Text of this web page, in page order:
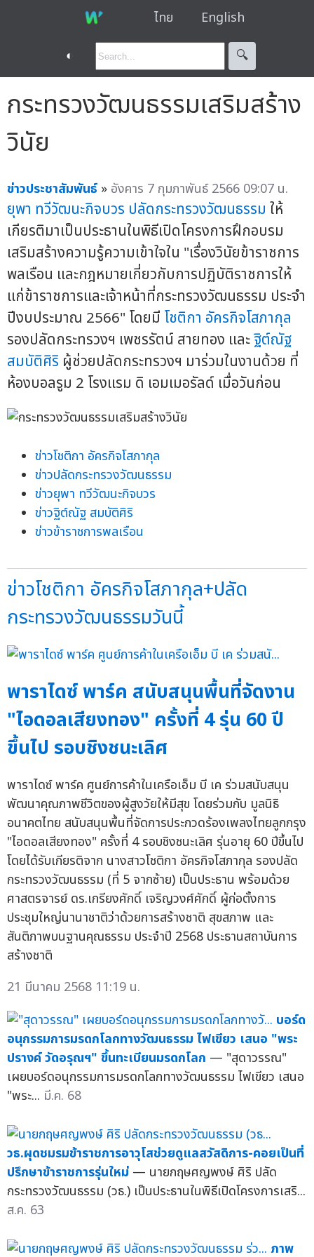
ไทย English
◐ 🔍︎
กระทรวงวัฒนธรรมเสริมสร้าง
วินัย
ข่าวประชาสัมพันธ์ » อังคาร 7 กุมภาพันธ์ 2566 09:07 น.
ยุพา ทวีวัฒนะกิจบวร ปลัดกระทรวงวัฒนธรรม ให้
เกียรติมาเป็นประธานในพิธีเปิดโครงการฝึกอบรม
เสริมสร้างความรู้ความเข้าใจใน "เรื่องวินัยข้าราชการ
พลเรือน และกฎหมายเกี่ยวกับการปฏิบัติราชการให้
แก่ข้าราชการและเจ้าหน้าที่กระทรวงวัฒนธรรม ประจำ
ปีงบประมาณ 2566" โดยมี โชติกา อัครกิจโสภากุล
รองปลัดกระทรวงฯ เพชรรัตน์ สายทอง และฐิต์ณัฐ
สมบัติศิริ ผู้ช่วยปลัดกระทรวงฯ มาร่วมในงานด้วย ที่
ห้องบอลรูม 2 โรงแรม ดิ เอมเมอรัลด์ เมื่อวันก่อน
ข่าวโชติกา อัครกิจโสภากุล
ข่าวปลัดกระทรวงวัฒนธรรม
ข่าวยุพา ทวีวัฒนะกิจบวร
ข่าวฐิต์ณัฐ สมบัติศิริ
ข่าวข้าราชการพลเรือน
ข่าวโชติกา อัครกิจโสภากุล+ปลัด
กระทรวงวัฒนธรรมวันนี้
พาราไดซ์ พาร์ค สนับสนุนพื้นที่จัดงาน
"ไอดอลเสียงทอง" ครั้งที่ 4 รุ่น 60 ปี
ขึ้นไป รอบชิงชนะเลิศ
พาราไดซ์ พาร์ค ศูนย์การค้าในเครือเอ็ม บี เค ร่วมสนับสนุน
พัฒนาคุณภาพชีวิตของผู้สูงวัยให้มีสุข โดยร่วมกับ มูลนิธิ
อนาคตไทย สนับสนุนพื้นที่จัดการประกวดร้องเพลงไทยลูกกรุง
"ไอดอลเสียงทอง" ครั้งที่ 4 รอบชิงชนะเลิศ รุ่นอายุ 60 ปีขึ้นไป
โดยได้รับเกียรติจาก นางสาวโชติกา อัครกิจโสภากุล รองปลัด
กระทรวงวัฒนธรรม (ที่ 5 จากซ้าย) เป็นประธาน พร้อมด้วย
ศาสตรจารย์ ดร.เกรียงศักดิ์ เจริญวงศ์ศักดิ์ ผู้ก่อตั้งการ
ประชุมใหญ่นานาชาติว่าด้วยการสร้างชาติ สุขสภาพ และ
สันติภาพบนฐานคุณธรรม ประจำปี 2568 ประธานสถาบันการ
สร้างชาติ
21 มีนาคม 2568 11:19 น.
บอร์ด
อนุกรรมการมรดกโลกทางวัฒนธรรม ไฟเขียว เสนอ "พระ
ปรางค์ วัดอรุณฯ" ขึ้นทะเบียนมรดกโลก — "สุดาวรรณ"
เผยบอร์ดอนุกรรมการมรดกโลกทางวัฒนธรรม ไฟเขียว เสนอ
"พระ... มี.ค. 68
วธ.ผุดชมรมข้าราชการอาวุโสช่วยดูแลสวัสดิการ-คอยเป็นที่
ปรึกษาข้าราชการรุ่นใหม่ — นายกฤษศญพงษ์ ศิริ ปลัด
กระทรวงวัฒนธรรม (วธ.) เป็นประธานในพิธีเปิดโครงการเสริ...
ส.ค. 63
ภาพ